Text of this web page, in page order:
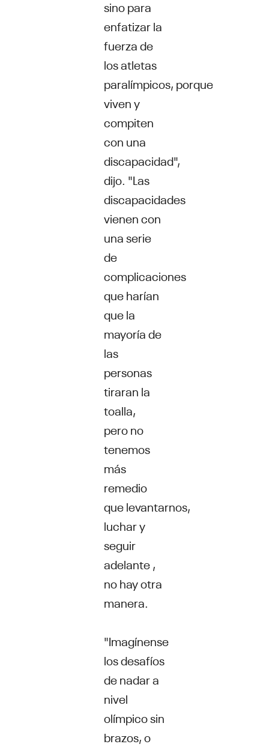
sino para
enfatizar la
fuerza de
los atletas
paralímpicos, porque
viven y
compiten
con una
discapacidad",
dijo. "Las
discapacidades
vienen con
una serie
de
complicaciones
que harían
que la
mayoría de
las
personas
tiraran la
toalla,
pero no
tenemos
más
remedio
que levantarnos,
luchar y
seguir
adelante ,
no hay otra
manera.
"Imagínense
los desafíos
de nadar a
nivel
olímpico sin
brazos, o